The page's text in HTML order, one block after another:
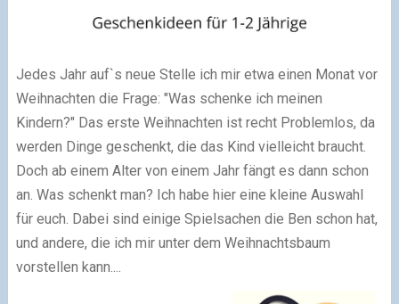
Jedes Jahr auf`s neue Stelle ich mir etwa einen Monat vor
Weihnachten die Frage: "Was schenke ich meinen
Kindern?" Das erste Weihnachten ist recht Problemlos, da
werden Dinge geschenkt, die das Kind vielleicht braucht.
Doch ab einem Alter von einem Jahr fängt es dann schon
an. Was schenkt man? Ich habe hier eine kleine Auswahl
für euch. Dabei sind einige Spielsachen die Ben schon hat,
und andere, die ich mir unter dem Weihnachtsbaum
vorstellen kann....